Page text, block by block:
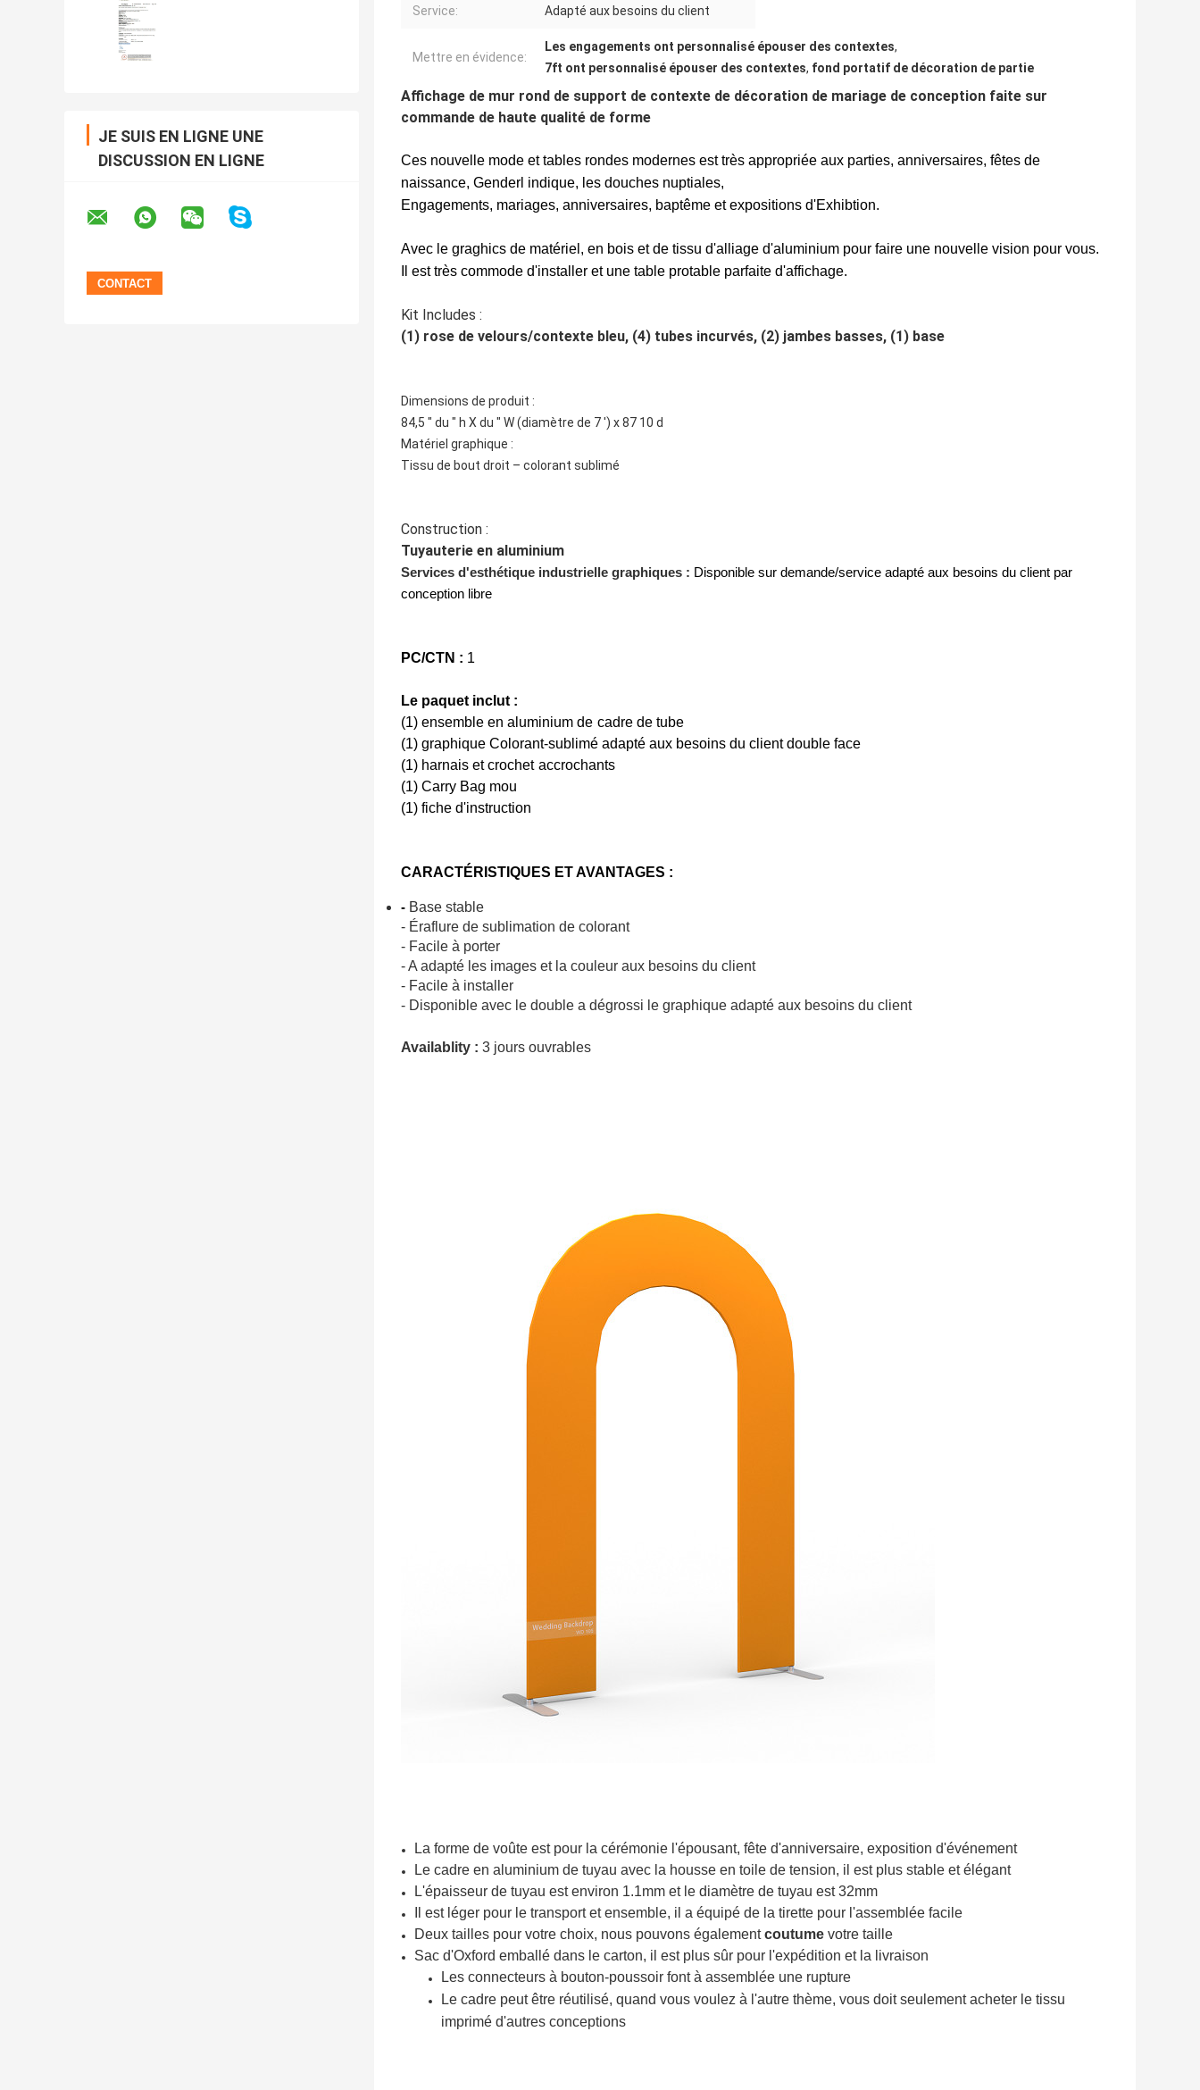
JE SUIS EN LIGNE UNE
DISCUSSION EN LIGNE
Service: Adapté aux besoins du client
Mettre en évidence:
Les engagements ont personnalisé épouser des contextes,
7ft ont personnalisé épouser des contextes, fond portatif de décoration de partie
Affichage de mur rond de support de contexte de décoration de mariage de conception faite sur
commande de haute qualité de forme
Ces nouvelle mode et tables rondes modernes est très appropriée aux parties, anniversaires, fêtes de
naissance, Genderl indique, les douches nuptiales,
Engagements, mariages, anniversaires, baptême et expositions d'Exhibtion.
Avec le graghics de matériel, en bois et de tissu d'alliage d'aluminium pour faire une nouvelle vision pour vous.
Il est très commode d'installer et une table protable parfaite d'affichage.
Kit Includes :
(1) rose de velours/contexte bleu, (4) tubes incurvés, (2) jambes basses, (1) base
Dimensions de produit :
84,5 ″ du ″ h X du ″ W (diamètre de 7 ′) x 87 10 d
Matériel graphique :
Tissu de bout droit – colorant sublimé
Construction :
Tuyauterie en aluminium
Services d'esthétique industrielle graphiques : Disponible sur demande/service adapté aux besoins du client par
conception libre
PC/CTN : 1
Le paquet inclut :
(1) ensemble en aluminium de cadre de tube
(1) graphique Colorant-sublimé adapté aux besoins du client double face
(1) harnais et crochet accrochants
(1) Carry Bag mou
(1) fiche d'instruction
CARACTÉRISTIQUES ET AVANTAGES :
- Base stable
- Éraflure de sublimation de colorant
- Facile à porter
- A adapté les images et la couleur aux besoins du client
- Facile à installer
- Disponible avec le double a dégrossi le graphique adapté aux besoins du client
Availablity : 3 jours ouvrables
La forme de voûte est pour la cérémonie l'épousant, fête d'anniversaire, exposition d'événement
Le cadre en aluminium de tuyau avec la housse en toile de tension, il est plus stable et élégant
L'épaisseur de tuyau est environ 1.1mm et le diamètre de tuyau est 32mm
Il est léger pour le transport et ensemble, il a équipé de la tirette pour l'assemblée facile
Deux tailles pour votre choix, nous pouvons égalementcoutume votre taille
Sac d'Oxford emballé dans le carton, il est plus sûr pour l'expédition et la livraison
Les connecteurs à bouton-poussoir font à assemblée une rupture
Le cadre peut être réutilisé, quand vous voulez à l'autre thème, vous doit seulement acheter le tissu
imprimé d'autres conceptions